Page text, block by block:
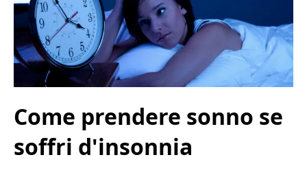
Come prendere sonno se
soffri d'insonnia